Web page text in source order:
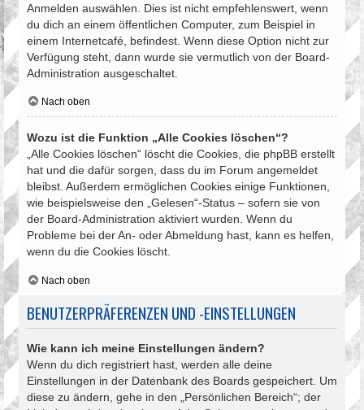
Anmelden auswählen. Dies ist nicht empfehlenswert, wenn
du dich an einem öffentlichen Computer, zum Beispiel in
einem Internetcafé, befindest. Wenn diese Option nicht zur
Verfügung steht, dann wurde sie vermutlich von der Board-
Administration ausgeschaltet.
Nach oben
Wozu ist die Funktion „Alle Cookies löschen“?
„Alle Cookies löschen“ löscht die Cookies, die phpBB erstellt
hat und die dafür sorgen, dass du im Forum angemeldet
bleibst. Außerdem ermöglichen Cookies einige Funktionen,
wie beispielsweise den „Gelesen“-Status – sofern sie von
der Board-Administration aktiviert wurden. Wenn du
Probleme bei der An- oder Abmeldung hast, kann es helfen,
wenn du die Cookies löscht.
Nach oben
BENUTZERPRÄFERENZEN UND -EINSTELLUNGEN
Wie kann ich meine Einstellungen ändern?
Wenn du dich registriert hast, werden alle deine
Einstellungen in der Datenbank des Boards gespeichert. Um
diese zu ändern, gehe in den „Persönlichen Bereich“; der